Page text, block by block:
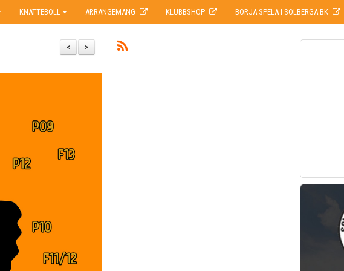
KNATTEBOLL ARRANGEMANG KLUBBSHOP BÖRJA SPELA I SOLBERGA BK
>
<